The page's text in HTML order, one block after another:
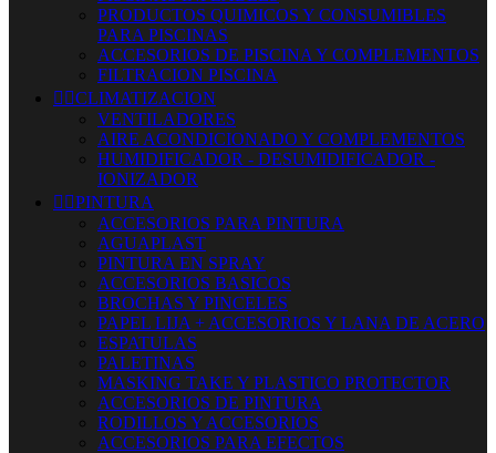
PRODUCTOS QUIMICOS Y CONSUMIBLES
PARA PISCINAS
ACCESORIOS DE PISCINA Y COMPLEMENTOS
FILTRACION PISCINA
 CLIMATIZACION
VENTILADORES
AIRE ACONDICIONADO Y COMPLEMENTOS
HUMIDIFICADOR - DESUMIDIFICADOR -
IONIZADOR
 PINTURA
ACCESORIOS PARA PINTURA
AGUAPLAST
PINTURA EN SPRAY
ACCESORIOS BASICOS
BROCHAS Y PINCELES
PAPEL LIJA + ACCESORIOS Y LANA DE ACERO
ESPATULAS
PALETINAS
MASKING TAKE Y PLASTICO PROTECTOR
ACCESORIOS DE PINTURA
RODILLOS Y ACCESORIOS
ACCESORIOS PARA EFECTOS